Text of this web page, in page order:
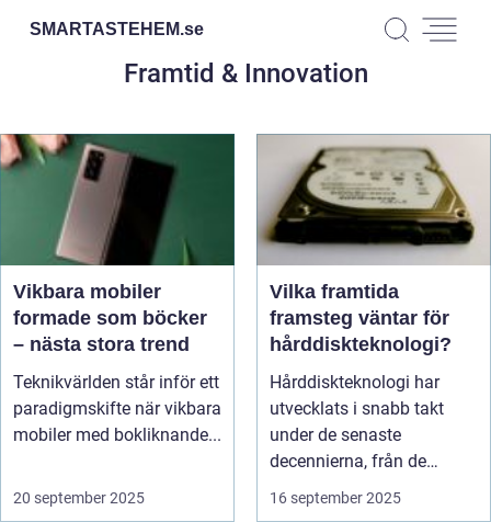
SMARTASTEHEM.se
Framtid & Innovation
Vikbara mobiler
formade som böcker
– nästa stora trend
Teknikvärlden står inför ett
paradigmskifte när vikbara
mobiler med bokliknande...
20 september 2025
Vilka framtida
framsteg väntar för
hårddiskteknologi?
Hårddiskteknologi har
utvecklats i snabb takt
under de senaste
decennierna, från de
f&ou...
16 september 2025